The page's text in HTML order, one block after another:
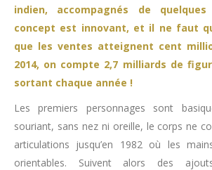
indien, accompagnés de
concept est innovant, et il ne faut
que les ventes atteignent cent
2014, on compte 2,7 milliards de
sortant chaque année !
Les premiers personnages sont
souriant, sans nez ni oreille, le corps ne
articulations jusqu’en 1982 où les
orientables. Suivent alors des